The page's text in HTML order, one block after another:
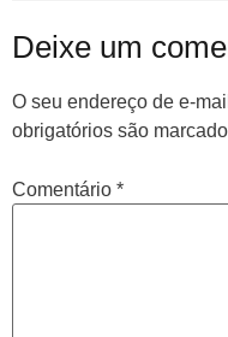
Deixe um
O seu endereço de e-
obrigatórios são
Comentário *